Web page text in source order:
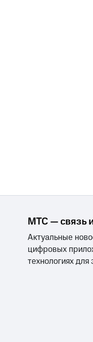
МТС — связь
Актуальные
цифровых
технологиях